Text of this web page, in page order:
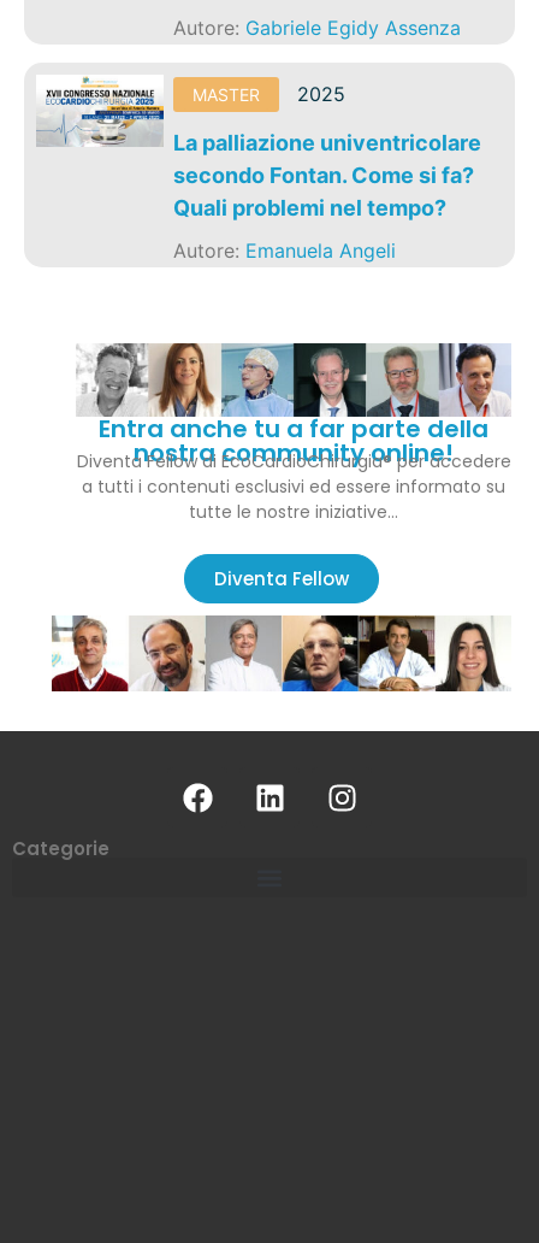
Autore: Gabriele Egidy Assenza
MASTER 2025
La palliazione univentricolare
secondo Fontan. Come si fa?
Quali problemi nel tempo?
Autore: Emanuela Angeli
Entra anche tu a far parte della
nostra community online!
Diventa Fellow di EcoCardioChirurgia® per accedere
a tutti i contenuti esclusivi ed essere informato su
tutte le nostre iniziative…
Diventa Fellow
Categorie